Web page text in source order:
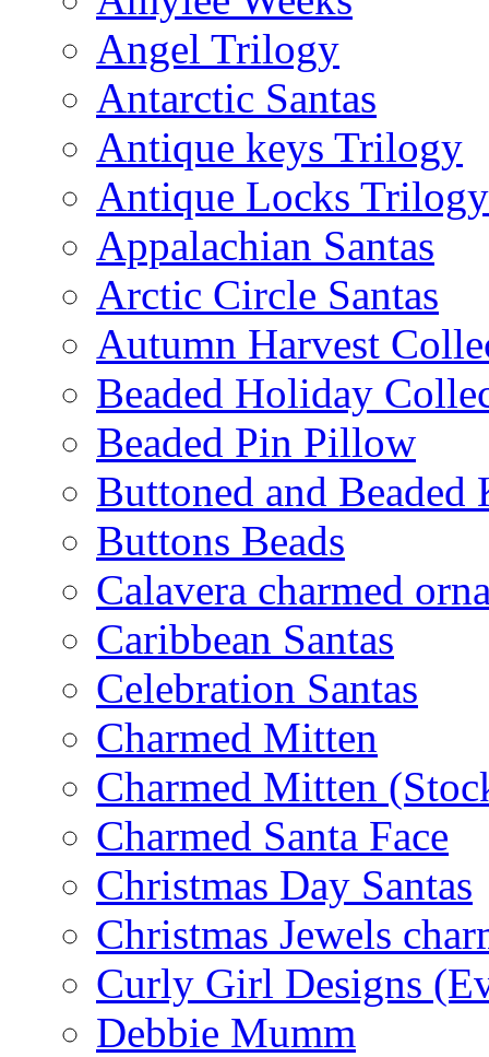
Angel Trilogy
Antarctic Santas
Antique keys Trilogy
Antique Locks Trilogy
Appalachian Santas
Arctic Circle Santas
Autumn Harvest
Beaded Holiday
Beaded Pin Pillow
Buttoned and Beaded
Buttons Beads
Calavera charmed
Caribbean Santas
Celebration Santas
Charmed Mitten
Charmed Mitten
Charmed Santa Face
Christmas Day Santas
Christmas Jewels
Curly Girl Designs
Debbie Mumm